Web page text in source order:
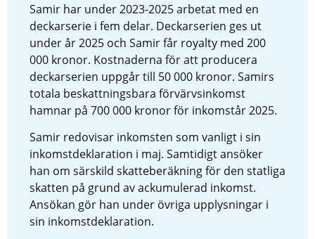
Samir har under 2023-2025 arbetat med en
deckarserie i fem delar. Deckarserien ges ut
under år 2025 och Samir får royalty med 200
000 kronor. Kostnaderna för att producera
deckarserien uppgår till 50 000 kronor. Samirs
totala beskattningsbara förvärvsinkomst
hamnar på 700 000 kronor för inkomstår 2025.
Samir redovisar inkomsten som vanligt i sin
inkomstdeklaration i maj. Samtidigt ansöker
han om särskild skatteberäkning för den statliga
skatten på grund av ackumulerad inkomst.
Ansökan gör han under övriga upplysningar i
sin inkomstdeklaration.